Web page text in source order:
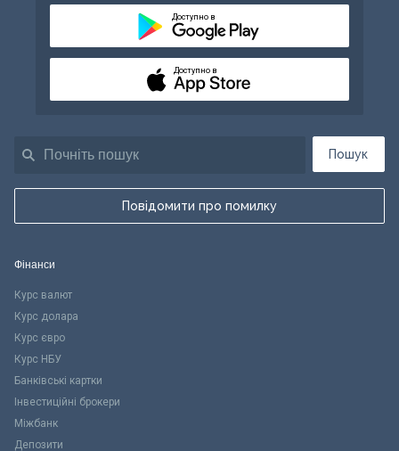
Пошук
Повідомити про помилку
Доступно в
Доступно в
Фінанси
Курс валют
Курс долара
Курс євро
Курс НБУ
Банківські картки
Інвестиційні брокери
Міжбанк
Депозити